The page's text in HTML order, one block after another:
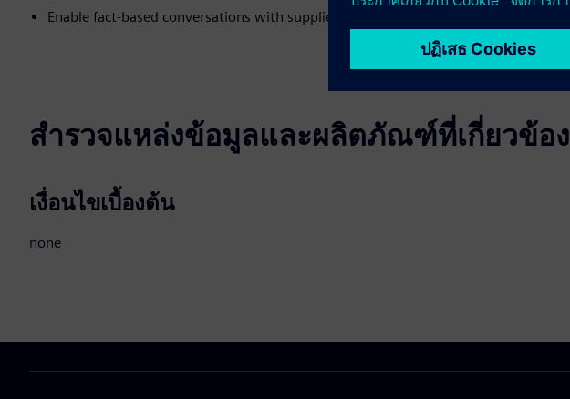
Enable fact-based conversations with suppliers on areas for improvement.
สำรวจแหล่งข้อมูลและผลิตภัณฑ์ที่เกี่ยวข้อง
เงื่อนไขเบื้องต้น
none